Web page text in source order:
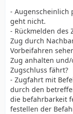
- Augenscheinlich
geht nicht.
- Rückmelden des
Zug durch
Vorbeifahren
Zug anhalten
Zugschluss fährt?
- Zugfahrt mit
durch den
die befahrbarkeit
festellen der